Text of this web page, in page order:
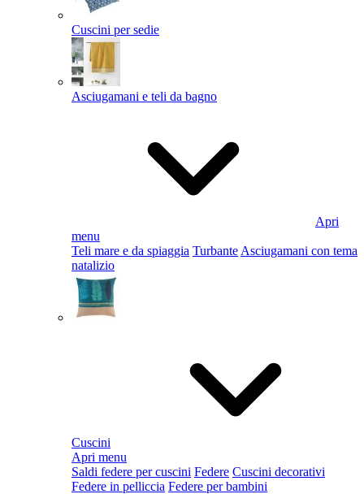
Cuscini per sedie
Asciugamani e teli da bagno
Apri
menu
Teli mare e da spiaggia Turbante Asciugamani con tema
natalizio
Cuscini
Apri menu
Saldi federe per cuscini Federe Cuscini decorativi
Federe in pelliccia Federe per bambini